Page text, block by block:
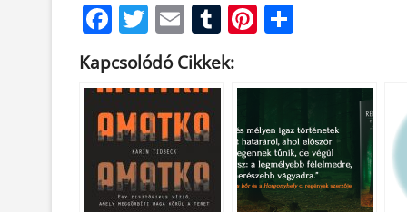
F
ac
e
b
o
o
k
T
w
itt
er
E
m
ail
T
u
m
Pi
t
e
g
Kapcsolódó Cikkek: